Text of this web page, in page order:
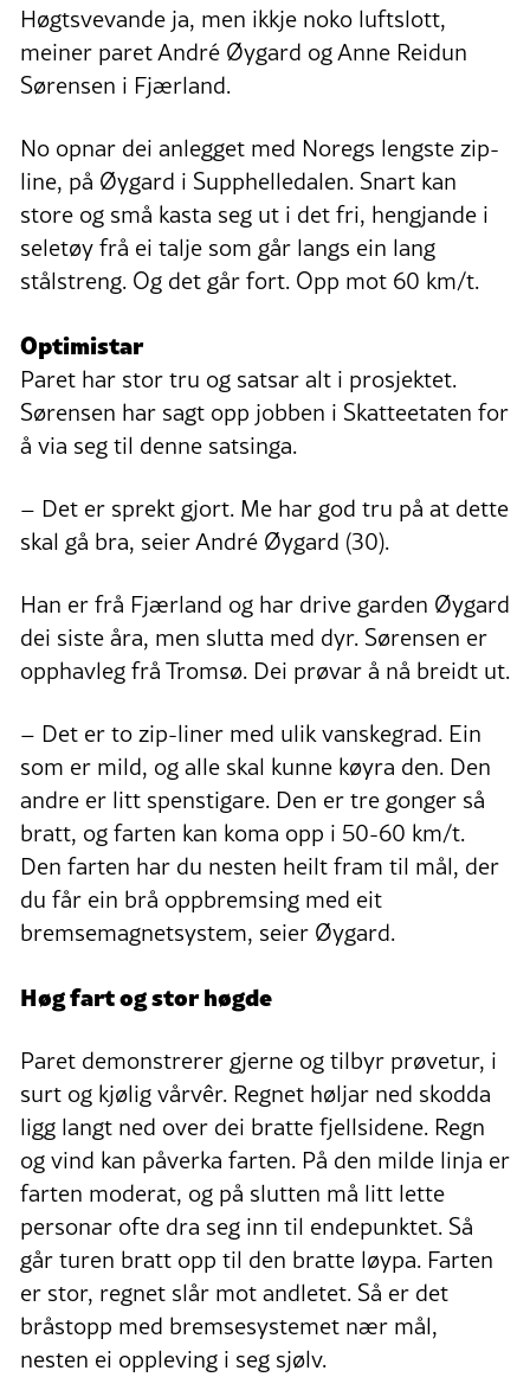
Høgtsvevande ja, men ikkje noko luftslott,
meiner paret André Øygard og Anne Reidun
Sørensen i Fjærland.
No opnar dei anlegget med Noregs lengste zip-
line, på Øygard i Supphelledalen. Snart kan
store og små kasta seg ut i det fri, hengjande i
seletøy frå ei talje som går langs ein lang
stålstreng. Og det går fort. Opp mot 60 km/t.
Optimistar
Paret har stor tru og satsar alt i prosjektet.
Sørensen har sagt opp jobben i Skatteetaten for
å via seg til denne satsinga.
– Det er sprekt gjort. Me har god tru på at dette
skal gå bra, seier André Øygard (30).
Han er frå Fjærland og har drive garden Øygard
dei siste åra, men slutta med dyr. Sørensen er
opphavleg frå Tromsø. Dei prøvar å nå breidt ut.
– Det er to zip-liner med ulik vanskegrad. Ein
som er mild, og alle skal kunne køyra den. Den
andre er litt spenstigare. Den er tre gonger så
bratt, og farten kan koma opp i 50-60 km/t.
Den farten har du nesten heilt fram til mål, der
du får ein brå oppbremsing med eit
bremsemagnetsystem, seier Øygard.
Høg fart og stor høgde
Paret demonstrerer gjerne og tilbyr prøvetur, i
surt og kjølig vårvêr. Regnet høljar ned skodda
ligg langt ned over dei bratte fjellsidene. Regn
og vind kan påverka farten. På den milde linja er
farten moderat, og på slutten må litt lette
personar ofte dra seg inn til endepunktet. Så
går turen bratt opp til den bratte løypa. Farten
er stor, regnet slår mot andletet. Så er det
bråstopp med bremsesystemet nær mål,
nesten ei oppleving i seg sjølv.